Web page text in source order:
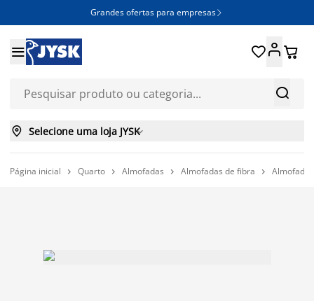
Grandes ofertas para empresas 


 
 Selecione uma loja JYSK
Página inicial  Quarto  Almofadas  Almofadas de fibra  Almofada